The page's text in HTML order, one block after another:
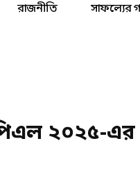
রাজনীতি সাফল্যের
২০২৫-